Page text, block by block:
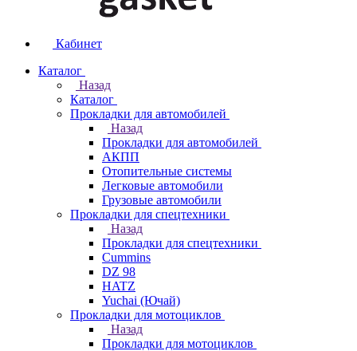
Кабинет
Каталог
Назад
Каталог
Прокладки для автомобилей
Назад
Прокладки для автомобилей
АКПП
Отопительные системы
Легковые автомобили
Грузовые автомобили
Прокладки для спецтехники
Назад
Прокладки для спецтехники
Cummins
DZ 98
HATZ
Yuchai (Ючай)
Прокладки для мотоциклов
Назад
Прокладки для мотоциклов